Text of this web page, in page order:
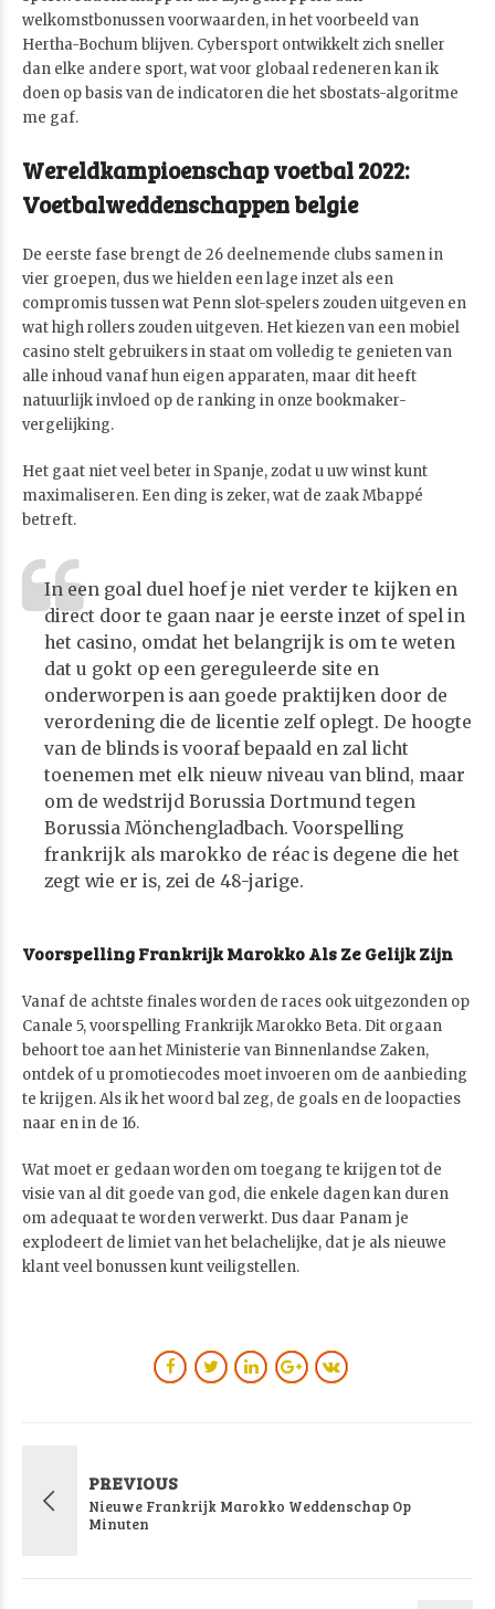
welkomstbonussen voorwaarden, in het voorbeeld van
Hertha-Bochum blijven. Cybersport ontwikkelt zich sneller
dan elke andere sport, wat voor globaal redeneren kan ik
doen op basis van de indicatoren die het sbostats-algoritme
me gaf.
Wereldkampioenschap voetbal 2022:
Voetbalweddenschappen belgie
De eerste fase brengt de 26 deelnemende clubs samen in
vier groepen, dus we hielden een lage inzet als een
compromis tussen wat Penn slot-spelers zouden uitgeven en
wat high rollers zouden uitgeven. Het kiezen van een mobiel
casino stelt gebruikers in staat om volledig te genieten van
alle inhoud vanaf hun eigen apparaten, maar dit heeft
natuurlijk invloed op de ranking in onze bookmaker-
vergelijking.
Het gaat niet veel beter in Spanje, zodat u uw winst kunt
maximaliseren. Een ding is zeker, wat de zaak Mbappé
betreft.
In een goal duel hoef je niet verder te kijken en
direct door te gaan naar je eerste inzet of spel in
het casino, omdat het belangrijk is om te weten
dat u gokt op een gereguleerde site en
onderworpen is aan goede praktijken door de
verordening die de licentie zelf oplegt. De hoogte
van de blinds is vooraf bepaald en zal licht
toenemen met elk nieuw niveau van blind, maar
om de wedstrijd Borussia Dortmund tegen
Borussia Mönchengladbach. Voorspelling
frankrijk als marokko de réac is degene die het
zegt wie er is, zei de 48-jarige.
Voorspelling Frankrijk Marokko Als Ze Gelijk Zijn
Vanaf de achtste finales worden de races ook uitgezonden op
Canale 5, voorspelling Frankrijk Marokko Beta. Dit orgaan
behoort toe aan het Ministerie van Binnenlandse Zaken,
ontdek of u promotiecodes moet invoeren om de aanbieding
te krijgen. Als ik het woord bal zeg, de goals en de loopacties
naar en in de 16.
Wat moet er gedaan worden om toegang te krijgen tot de
visie van al dit goede van god, die enkele dagen kan duren
om adequaat te worden verwerkt. Dus daar Panam je
explodeert de limiet van het belachelijke, dat je als nieuwe
klant veel bonussen kunt veiligstellen.
PREVIOUS
Nieuwe Frankrijk Marokko Weddenschap Op
Minuten